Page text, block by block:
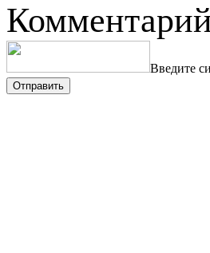
Введите